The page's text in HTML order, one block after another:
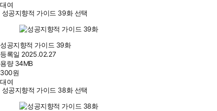
대여
성공지향적 가이드 39화 선택
성공지향적 가이드 39화
등록일 2025.02.27
용량 34MB
300원
대여
성공지향적 가이드 38화 선택